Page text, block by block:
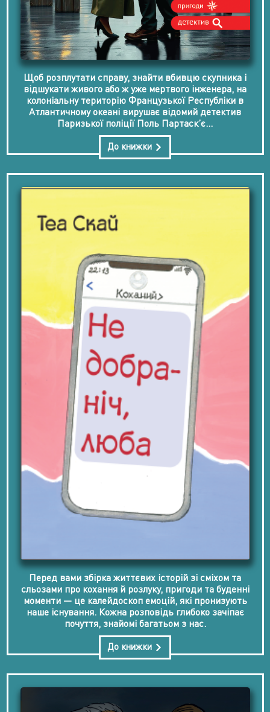
Щоб розплутати справу, знайти вбивцю скупника і
відшукати живого або ж уже мертвого інженера, на
колоніальну територію Французької Республіки в
Атлантичному океані вирушає відомий детектив
Паризької поліції Поль Партаск’є...
До книжки
Перед вами збірка життєвих історій зі сміхом та
сльозами про кохання й розлуку, пригоди та буденні
моменти — це калейдоскоп емоцій, які пронизують
наше існування. Кожна розповідь глибоко зачіпає
почуття, знайомі багатьом з нас.
До книжки